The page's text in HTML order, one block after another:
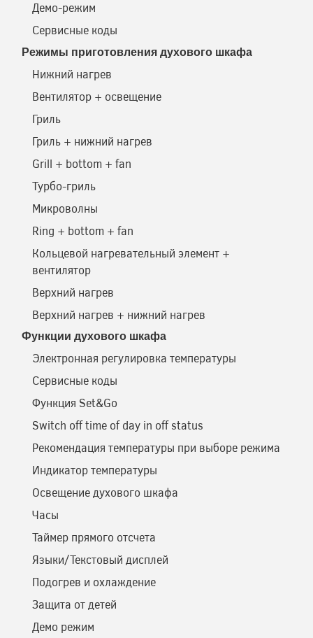
Демо-режим
Сервисные коды
Режимы приготовления духового шкафа
Нижний нагрев
Вентилятор + освещение
Гриль
Гриль + нижний нагрев
Grill + bottom + fan
Турбо-гриль
Микроволны
Ring + bottom + fan
Кольцевой нагревательный элемент +
вентилятор
Верхний нагрев
Верхний нагрев + нижний нагрев
Функции духового шкафа
Электронная регулировка температуры
Сервисные коды
Функция Set&Go
Switch off time of day in off status
Рекомендация температуры при выборе режима
Индикатор температуры
Освещение духового шкафа
Часы
Таймер прямого отсчета
Языки/Текстовый дисплей
Подогрев и охлаждение
Защита от детей
Демо режим